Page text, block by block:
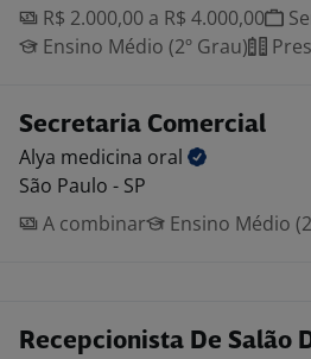
R$ 2.000,00 a R$ 4.000,00
Ensino Médio (2º Grau)
Secretaria Comercial
Alya medicina oral
São Paulo - SP
A combinar
Ensino Médio
Recepcionista De Salão